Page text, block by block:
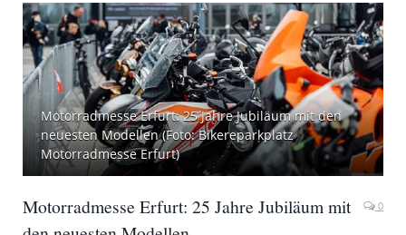
Motorradmesse Erfurt: 25 Jahre Jubiläum mit den
neuesten Modellen (Foto: Bikereparkplatz
Motorradmesse Erfurt)
Motorradmesse Erfurt: 25 Jahre Jubiläum mit
0